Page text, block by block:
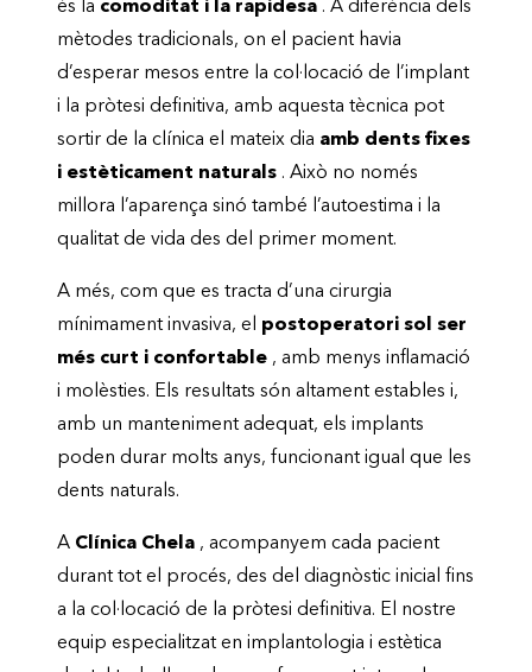
és la comoditat i la rapidesa . A diferència dels
mètodes tradicionals, on el pacient havia
d’esperar mesos entre la col·locació de l’implant
i la pròtesi definitiva, amb aquesta tècnica pot
sortir de la clínica el mateix dia amb dents fixes
i estèticament naturals . Això no només
millora l’aparença sinó també l’autoestima i la
qualitat de vida des del primer moment.
A més, com que es tracta d’una cirurgia
mínimament invasiva, el postoperatori sol ser
més curt i confortable , amb menys inflamació
i molèsties. Els resultats són altament estables i,
amb un manteniment adequat, els implants
poden durar molts anys, funcionant igual que les
dents naturals.
A Clínica Chela , acompanyem cada pacient
durant tot el procés, des del diagnòstic inicial fins
a la col·locació de la pròtesi definitiva. El nostre
equip especialitzat en implantologia i estètica